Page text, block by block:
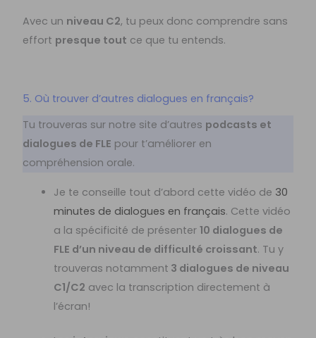
Avec un niveau C2, tu peux donc comprendre sans
effort presque tout ce que tu entends.
5. Où trouver d’autres dialogues en français?
Tu trouveras sur notre site d’autres podcasts et
dialogues de FLE pour t’améliorer en
compréhension orale.
Je te conseille tout d’abord cette vidéo de 30
minutes de dialogues en français. Cette vidéo
a la spécificité de présenter 10 dialogues de
FLE d’un niveau de difficulté croissant. Tu y
trouveras notamment 3 dialogues de niveau
C1/C2 avec la transcription directement à
l’écran!